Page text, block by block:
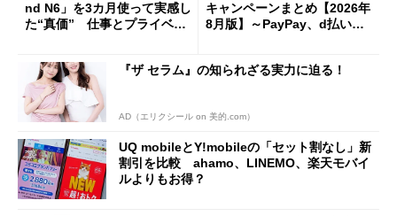
nd N6」を3カ月使って実感し
た“真価” 仕事とプライベー
キャンペーンまとめ【2026年
8月版】～PayPay、d払い、a
『ザ セラム』の知られざる実力に迫る！
AD（エリクシール on 美的.com）
UQ mobileとY!mobileの「セット割なし」新
割引を比較 ahamo、LINEMO、楽天モバイ
ルよりもお得？